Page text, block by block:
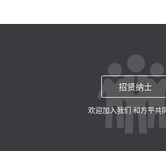
招贤纳士
欢迎加入我们 和方平共